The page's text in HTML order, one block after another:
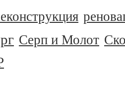
Серп и Молот